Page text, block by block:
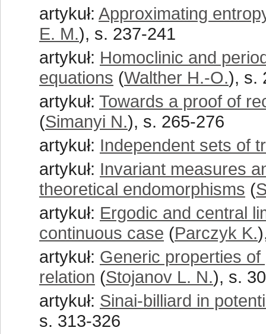
artykuł: Approximating
E. M.), s. 237-241
artykuł: Homoclinic and
equations (Walther H.-O.), s.
artykuł: Towards a proof of
(Simanyi N.), s. 265-276
artykuł: Independent sets of
artykuł: Invariant measures
theoretical endomorphisms (
artykuł: Ergodic and central
continuous case (Parczyk K.
artykuł: Generic properties
relation (Stojanov L. N.), s.
artykuł: Sinai-billiard in
s. 313-326